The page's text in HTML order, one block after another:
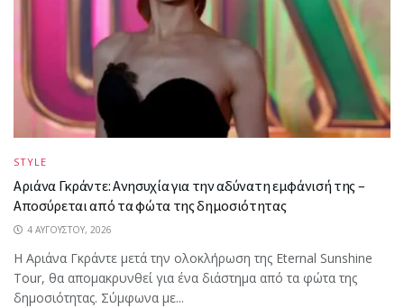
STYLE
Αριάνα Γκράντε: Ανησυχία για την αδύνατη εμφάνισή της –
Αποσύρεται από τα φώτα της δημοσιότητας
4 ΑΥΓΟΎΣΤΟΥ, 2026
Η Αριάνα Γκράντε μετά την ολοκλήρωση της Eternal Sunshine
Tour, θα απομακρυνθεί για ένα διάστημα από τα φώτα της
δημοσιότητας. Σύμφωνα με...